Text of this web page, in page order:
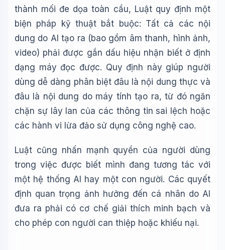
thành mối đe dọa toàn cầu, Luật quy định một
biện pháp kỹ thuật bắt buộc: Tất cả các nội
dung do AI tạo ra (bao gồm âm thanh, hình ảnh,
video) phải được gắn dấu hiệu nhận biết ở định
dạng máy đọc được. Quy định này giúp người
dùng dễ dàng phân biệt đâu là nội dung thực và
đâu là nội dung do máy tính tạo ra, từ đó ngăn
chặn sự lây lan của các thông tin sai lệch hoặc
các hành vi lừa đảo sử dụng công nghệ cao.
Luật cũng nhấn mạnh quyền của người dùng
trong việc được biết mình đang tương tác với
một hệ thống AI hay một con người. Các quyết
định quan trọng ảnh hưởng đến cá nhân do AI
đưa ra phải có cơ chế giải thích minh bạch và
cho phép con người can thiệp hoặc khiếu nại.